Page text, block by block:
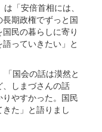
「安倍首相には、
期政権でずっと国
民の暮らしに寄り
っていきたい」と
国会の話は漠然と
、しまづさんの話
やすかった。国民
た」と語りまし